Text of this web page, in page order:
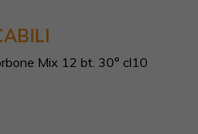
Mix 12 bt. 30° cl10